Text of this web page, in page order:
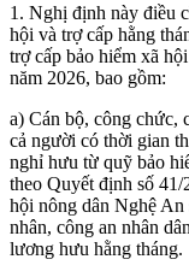
1. Nghị định này điều
hội và trợ cấp hằng
trợ cấp bảo hiểm xã
năm 2026, bao gồm:
a) Cán bộ, công chức,
cả người có thời gian
nghỉ hưu từ quỹ bảo
theo Quyết định số
hội nông dân Nghệ An
nhân, công an nhân
lương hưu hằng tháng.